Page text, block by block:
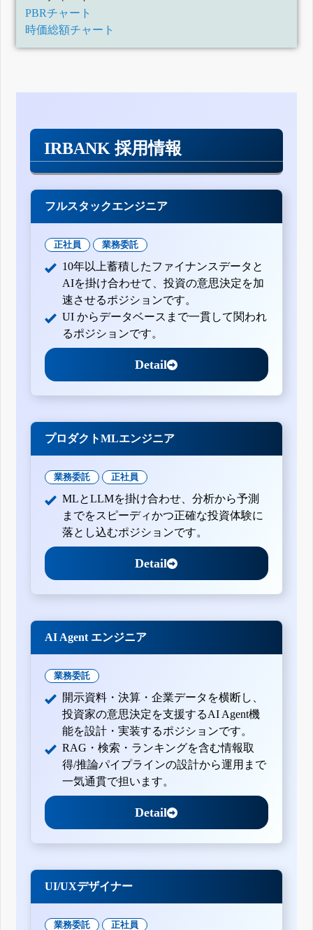
PBRチャート
時価総額チャート
IRBANK 採用情報
フルスタックエンジニア
正社員 業務委託
10年以上蓄積したファイナンスデータと
AIを掛け合わせて、投資の意思決定を加
速させるポジションです。
UI からデータベースまで一貫して関われ
るポジションです。
Detail
プロダクトMLエンジニア
業務委託 正社員
MLとLLMを掛け合わせ、分析から予測
までをスピーディかつ正確な投資体験に
落とし込むポジションです。
Detail
AI Agent エンジニア
業務委託
開示資料・決算・企業データを横断し、
投資家の意思決定を支援するAI Agent機
能を設計・実装するポジションです。
RAG・検索・ランキングを含む情報取
得/推論パイプラインの設計から運用まで
一気通貫で担います。
Detail
UI/UXデザイナー
業務委託 正社員